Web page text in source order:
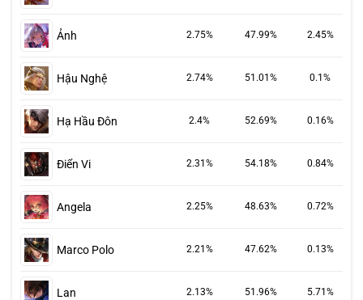
Ảnh 2.75% 47.99% 2.45%
Hậu Nghệ 2.74% 51.01% 0.1%
Hạ Hầu Đôn 2.4% 52.69% 0.16%
Điển Vi 2.31% 54.18% 0.84%
Angela 2.25% 48.63% 0.72%
Marco Polo 2.21% 47.62% 0.13%
Lan 2.13% 51.96% 5.71%